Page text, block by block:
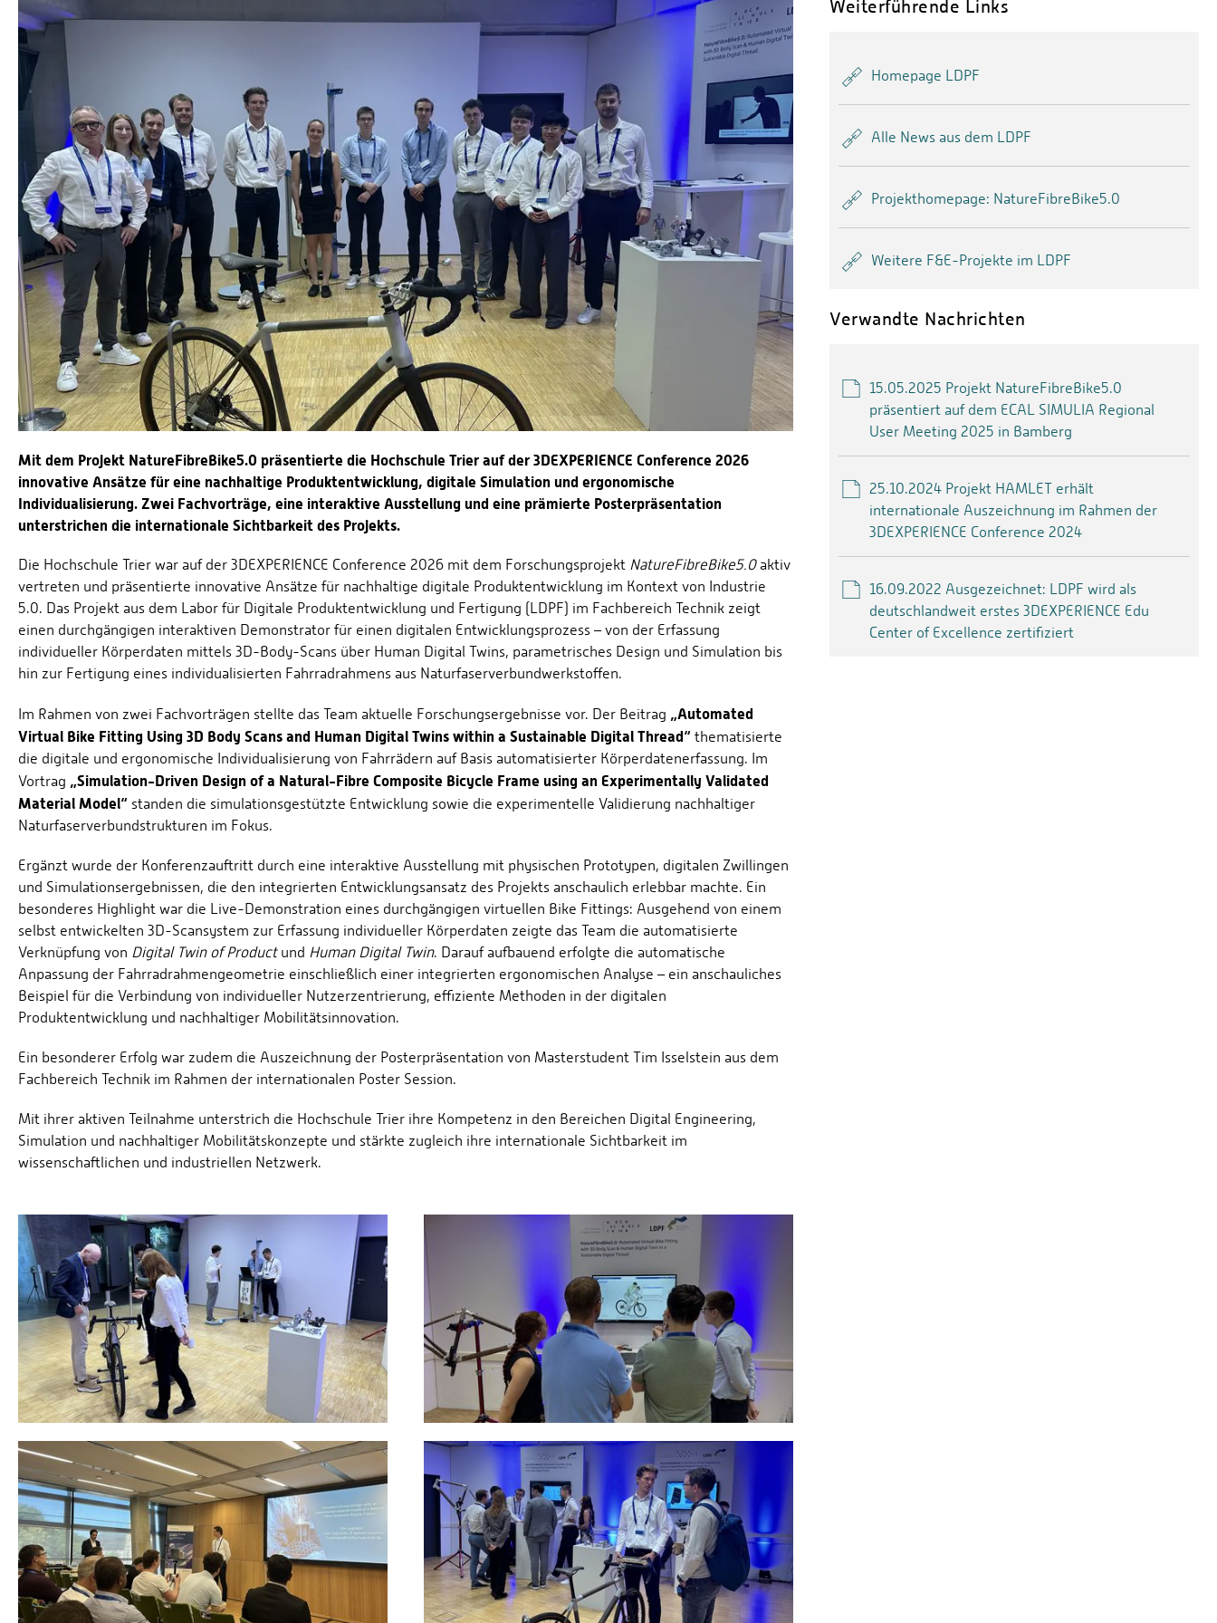
Mit dem Projekt NatureFibreBike5.0 präsentierte die Hochschule Trier auf der 3DEXPERIENCE Conference 2026
innovative Ansätze für eine nachhaltige Produktentwicklung, digitale Simulation und ergonomische
Individualisierung. Zwei Fachvorträge, eine interaktive Ausstellung und eine prämierte Posterpräsentation
unterstrichen die internationale Sichtbarkeit des Projekts.
Die Hochschule Trier war auf der 3DEXPERIENCE Conference 2026 mit dem Forschungsprojekt NatureFibreBike5.0aktiv
vertreten und präsentierte innovative Ansätze für nachhaltige digitale Produktentwicklung im Kontext von Industrie
5.0. Das Projekt aus dem Labor für Digitale Produktentwicklung und Fertigung (LDPF) im Fachbereich Technik zeigt
einen durchgängigen interaktiven Demonstrator für einen digitalen Entwicklungsprozess – von der Erfassung
individueller Körperdaten mittels 3D-Body-Scans über Human Digital Twins, parametrisches Design und Simulation bis
hin zur Fertigung eines individualisierten Fahrradrahmens aus Naturfaserverbundwerkstoffen.
Im Rahmen von zwei Fachvorträgen stellte das Team aktuelle Forschungsergebnisse vor. Der Beitrag „Automated
Virtual Bike Fitting Using 3D Body Scans and Human Digital Twins within a Sustainable Digital Thread“ thematisierte
die digitale und ergonomische Individualisierung von Fahrrädern auf Basis automatisierter Körperdatenerfassung. Im
Vortrag „Simulation-Driven Design of a Natural-Fibre Composite Bicycle Frame using an Experimentally Validated
Material Model“ standen die simulationsgestützte Entwicklung sowie die experimentelle Validierung nachhaltiger
Naturfaserverbundstrukturen im Fokus.
Ergänzt wurde der Konferenzauftritt durch eine interaktive Ausstellung mit physischen Prototypen, digitalen Zwillingen
und Simulationsergebnissen, die den integrierten Entwicklungsansatz des Projekts anschaulich erlebbar machte. Ein
besonderes Highlight war die Live-Demonstration eines durchgängigen virtuellen Bike Fittings: Ausgehend von einem
selbst entwickelten 3D-Scansystem zur Erfassung individueller Körperdaten zeigte das Team die automatisierte
Verknüpfung von Digital Twin of Productund Human Digital Twin. Darauf aufbauend erfolgte die automatische
Anpassung der Fahrradrahmengeometrie einschließlich einer integrierten ergonomischen Analyse – ein anschauliches
Beispiel für die Verbindung von individueller Nutzerzentrierung, effiziente Methoden in der digitalen
Produktentwicklung und nachhaltiger Mobilitätsinnovation.
Ein besonderer Erfolg war zudem die Auszeichnung der Posterpräsentation von Masterstudent Tim Isselstein aus dem
Fachbereich Technik im Rahmen der internationalen Poster Session.
Mit ihrer aktiven Teilnahme unterstrich die Hochschule Trier ihre Kompetenz in den Bereichen Digital Engineering,
Simulation und nachhaltiger Mobilitätskonzepte und stärkte zugleich ihre internationale Sichtbarkeit im
wissenschaftlichen und industriellen Netzwerk.
Weiterführende Links
Homepage LDPF
Alle News aus dem LDPF
Projekthomepage: NatureFibreBike5.0
Weitere F&E-Projekte im LDPF
Verwandte Nachrichten
15.05.2025 Projekt NatureFibreBike5.0
präsentiert auf dem ECAL SIMULIA Regional
User Meeting 2025 in Bamberg
25.10.2024 Projekt HAMLET erhält
internationale Auszeichnung im Rahmen der
3DEXPERIENCE Conference 2024
16.09.2022 Ausgezeichnet: LDPF wird als
deutschlandweit erstes 3DEXPERIENCE Edu
Center of Excellence zertifiziert